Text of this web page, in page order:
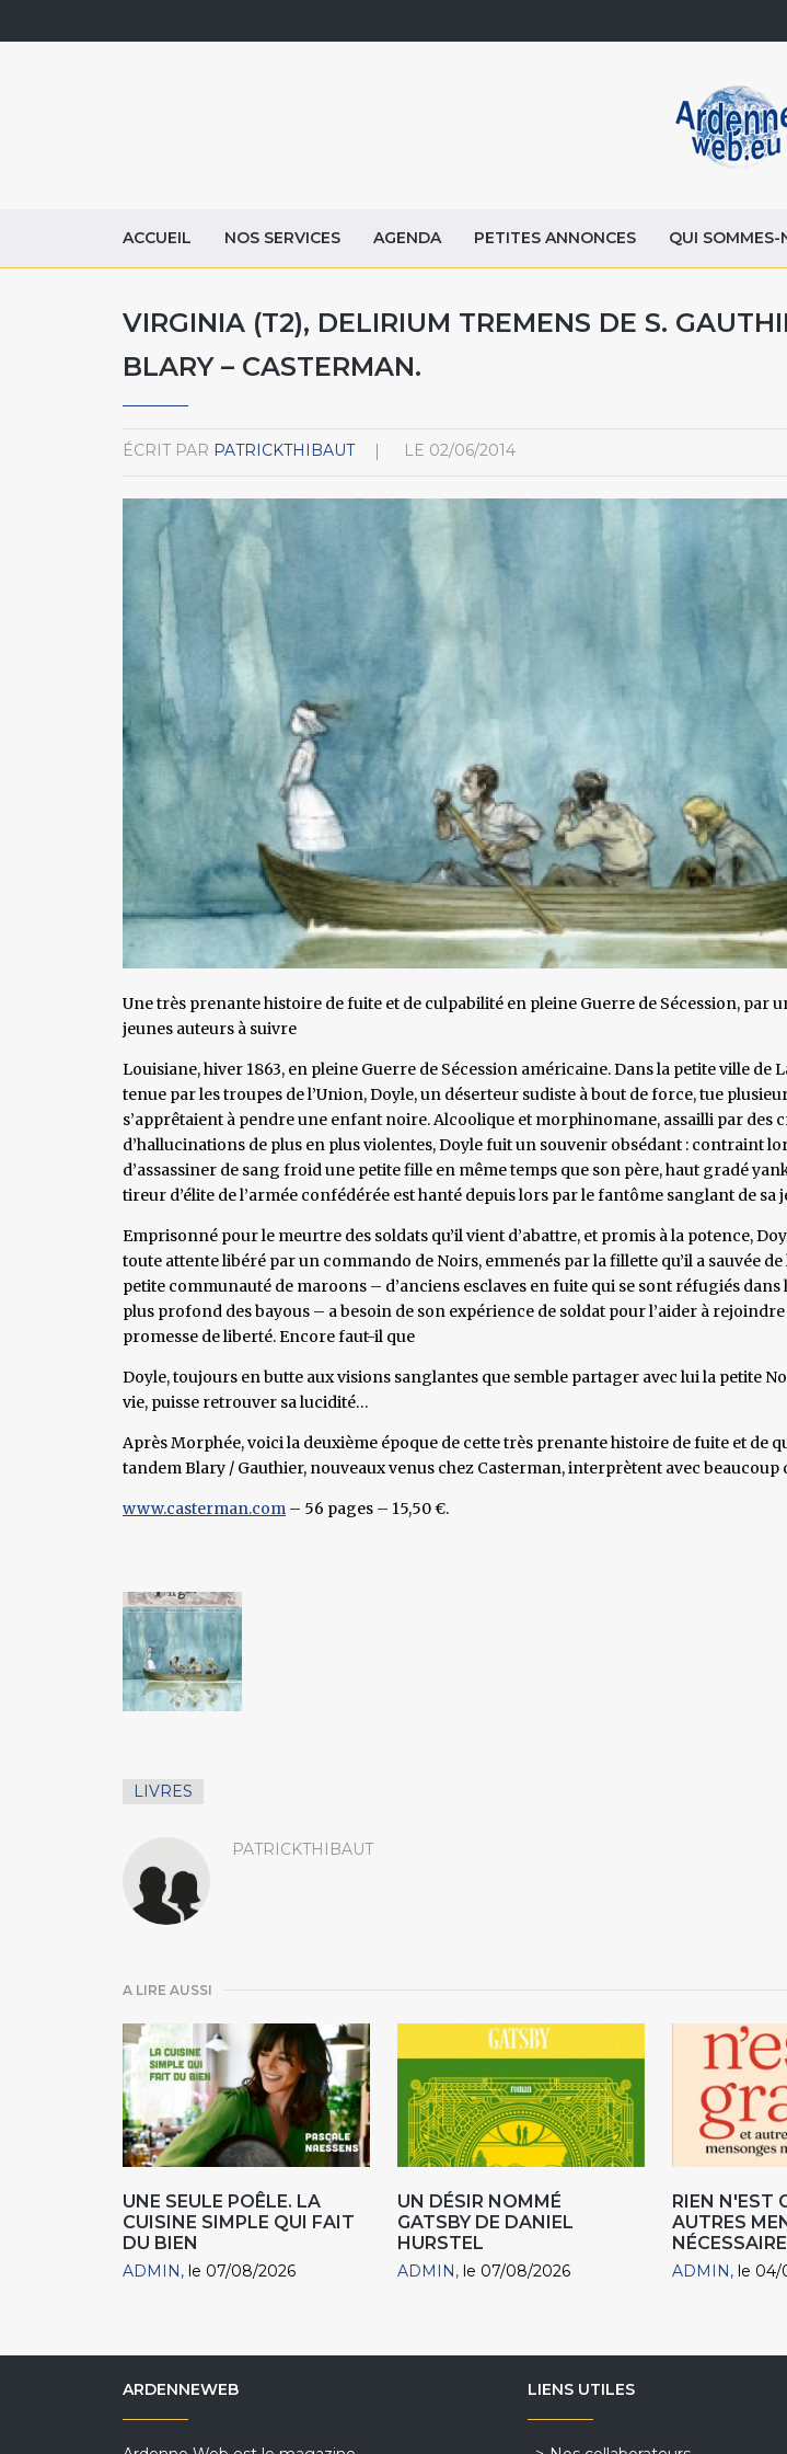
ACCUEIL NOS SERVICES AGENDA PETITES ANNONCES QUI SOMMES-
VIRGINIA (T2), DELIRIUM TREMENS DE S.
BLARY – CASTERMAN.
ÉCRIT PAR PATRICKTHIBAUT LE 02/06/2014
Une très prenante histoire de fuite et de culpabilité en pleine Guerre de Sécession, par
jeunes auteurs à suivre
Louisiane, hiver 1863, en pleine Guerre de Sécession américaine. Dans la petite ville de
tenue par les troupes de l’Union, Doyle, un déserteur sudiste à bout de force, tue
s’apprêtaient à pendre une enfant noire. Alcoolique et morphinomane, assailli par des
d’hallucinations de plus en plus violentes, Doyle fuit un souvenir obsédant : contraint
d’assassiner de sang froid une petite fille en même temps que son père, haut gradé
tireur d’élite de l’armée confédérée est hanté depuis lors par le fantôme sanglant de sa
Emprisonné pour le meurtre des soldats qu’il vient d’abattre, et promis à la potence,
toute attente libéré par un commando de Noirs, emmenés par la fillette qu’il a sauvée de
petite communauté de maroons – d’anciens esclaves en fuite qui se sont réfugiés dans
plus profond des bayous – a besoin de son expérience de soldat pour l’aider à rejoindre
promesse de liberté. Encore faut-il que
Doyle, toujours en butte aux visions sanglantes que semble partager avec lui la petite
vie, puisse retrouver sa lucidité…
Après Morphée, voici la deuxième époque de cette très prenante histoire de fuite et de
tandem Blary / Gauthier, nouveaux venus chez Casterman, interprètent avec beaucoup
www.casterman.com – 56 pages – 15,50 €.
LIVRES
PATRICKTHIBAUT
A LIRE AUSSI
UNE SEULE POÊLE. LA
CUISINE SIMPLE QUI FAIT
DU BIEN
ADMIN le 07/08/2026
UN DÉSIR NOMMÉ
GATSBY DE DANIEL
HURSTEL
ADMIN le 07/08/2026
RIEN N'EST
AUTRES
ADMIN le 04/
ARDENNEWEB LIENS UTILES